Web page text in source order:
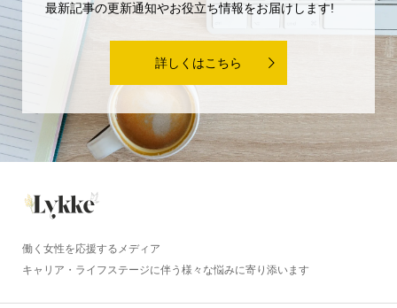
最新記事の更新通知やお役立ち情報をお届けします!
詳しくはこちら
働く女性を応援するメディア
キャリア・ライフステージに伴う様々な悩みに寄り添います